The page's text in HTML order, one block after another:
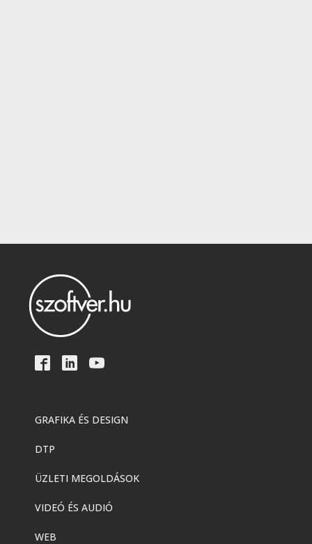
GRAFIKA ÉS DESIGN
DTP
ÜZLETI MEGOLDÁSOK
VIDEÓ ÉS AUDIÓ
WEB